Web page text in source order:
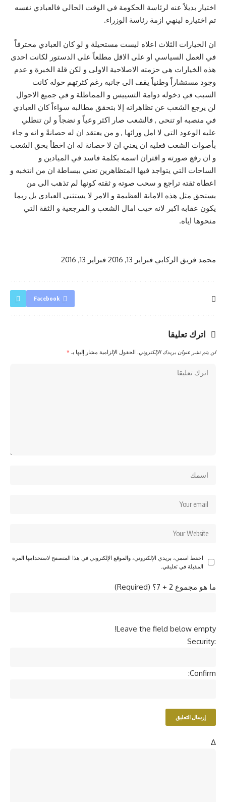
اختيار بديلاً عنه لرئاسة الحكومة في الوقت الحالي فالعبادي نفسه
تم اختياره لينهي ازمة رئاسة الوزراء.
ان الخيارات الثلاث اعلاه ليست مستحيلة و لو كان العبادي محترفاً
في العمل السياسي او على الاقل مطلعاً على الدستور لكانت احدى
هذه الخيارات هي حزمته الاصلاحية الاولى و لكن قلة الخبرة و عدم
وجود مستشاراً وطنياً يقف الى جانبه رغم كثرتهم حوله كانت
السبب في دخوله دوامة التسييس و المماطلة و في جميع الاحوال
لن يرجع الشعب عن تظاهراته إلا بتحقق مطالبه سواءاً كان العبادي
في منصبه او تنحى , فالشعب صار اكثر وعياً و نضجاً و لن تنطلي
عليه الوعود التي لا امل ورائها , و من يعتقد ان له حصانةً و انه و جاء
بأصوات الشعب فعليه ان يعني ان لا حصانة له ان اخطأ بحق الشعب
و ان رفع صورته و اقتران اسمه بكلمة فاسد في الميادين و
الساحات التي يتواجد فيها المتظاهرين تعني ببساطة ان من انتخبه و
اعطاه ثقته تراجع و سحب صوته و ثقته كونها لم تذهب الى من
يستحق مثل هذه الامانة العظيمة و الامر لا يستثني العبادي بل ربما
يكون عقابه اكبر لانه خيب امال الشعب و المرجعية و الثقة التي
منحوها اياه.
محمد فريق الركابي فبراير 13, 2016 فبراير 13, 2016
Facebook
اترك تعليقا
لن يتم نشر عنوان بريدك الإلكتروني. الحقول الإلزامية مشار إليها بـ *
احفظ اسمي، بريدي الإلكتروني، والموقع الإلكتروني في هذا المتصفح لاستخدامها المرة
المقبلة في تعليقي.
ما هو مجموع 2 + 7؟ (Required)
Leave the field below empty!
Security:
Confirm:
Δ